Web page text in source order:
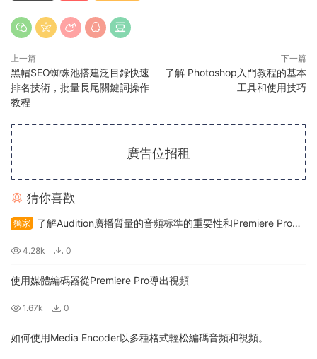
上一篇
黑帽SEO蜘蛛池搭建泛目錄快速
排名技術，批量長尾關鍵詞操作
教程
下一篇
了解 Photoshop入門教程的基本
工具和使用技巧
廣告位招租
猜你喜歡
獨家
了解Audition廣播質量的音頻标準的重要性和Premiere Pro如
4.28k 0
使用媒體編碼器從Premiere Pro導出視頻
1.67k 0
如何使用Media Encoder以多種格式輕松編碼音頻和視頻。